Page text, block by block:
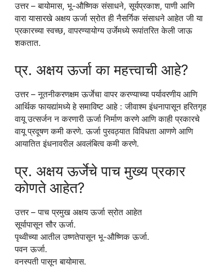
उत्तर – बायोमास, भू-औष्णिक संसाधने, सूर्यप्रकाश, पाणी आणि
वारा यासारखे अक्षय ऊर्जा स्रोत ही नैसर्गिक संसाधने आहेत जी या
प्रकारच्या स्वच्छ, वापरण्यायोग्य उर्जेमध्ये रूपांतरित केली जाऊ
शकतात.
प्र. अक्षय ऊर्जा का महत्त्वाची आहे?
उत्तर – नूतनीकरणक्षम ऊर्जेचा वापर करण्याच्या पर्यावरणीय आणि
आर्थिक फायद्यांमध्ये हे समाविष्ट आहे : जीवाश्म इंधनापासून हरितगृह
वायू उत्सर्जन न करणारी ऊर्जा निर्माण करणे आणि काही प्रकारचे
वायू प्रदूषण कमी करणे. ऊर्जा पुरवठ्यात विविधता आणणे आणि
आयातित इंधनावरील अवलंबित्व कमी करणे.
प्र. अक्षय ऊर्जेचे पाच मुख्य प्रकार
कोणते आहेत?
उत्तर – पाच प्रमुख अक्षय ऊर्जा स्रोत आहेत
सूर्यापासून सौर ऊर्जा.
पृथ्वीच्या आतील उष्णतेपासून भू-औष्णिक ऊर्जा.
पवन ऊर्जा.
वनस्पती पासून बायोमास.